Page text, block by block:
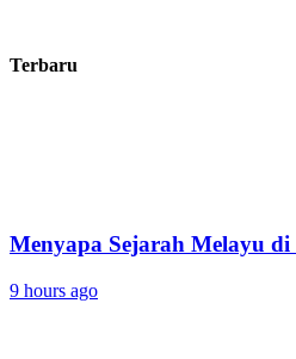
Terbaru
Menyapa Sejarah Melayu
9 hours ago